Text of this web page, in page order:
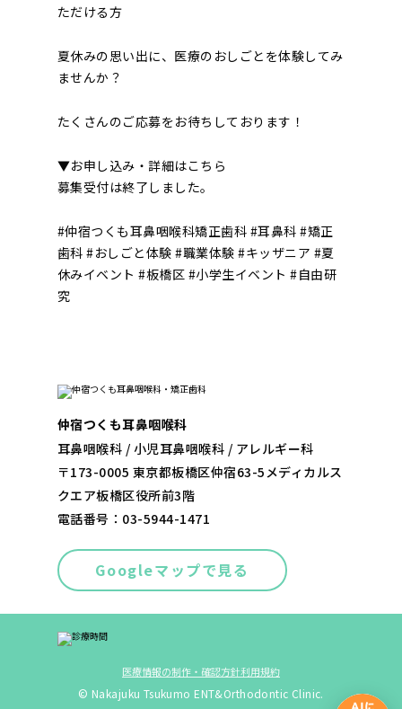
ただける方
夏休みの思い出に、医療のおしごとを体験してみ
ませんか？
たくさんのご応募をお待ちしております！
▼お申し込み・詳細はこちら
募集受付は終了しました。
#仲宿つくも耳鼻咽喉科矯正歯科 #耳鼻科 #矯正
歯科 #おしごと体験 #職業体験 #キッザニア #夏
休みイベント #板橋区 #小学生イベント #自由研
究
仲宿つくも耳鼻咽喉科
耳鼻咽喉科 / 小児耳鼻咽喉科 / アレルギー科
〒173-0005 東京都板橋区仲宿63-5メディカルス
クエア板橋区役所前3階
電話番号： 03-5944-1471
Googleマップで見る
医療情報の制作・確認方針利用規約
© Nakajuku Tsukumo ENT&Orthodontic Clinic.